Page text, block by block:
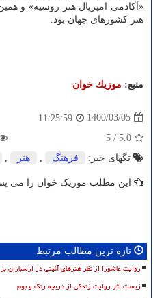
هنر کشورهای جهان بود.
منبع: موزیك خوان
1400/03/05
11:25:59
5.0
/
5
تگهای خبر:
فرهنگ هنر
این مطلب موزیک خوان را می
تازه ترین مطالب مرتبط
روایت عاشورا از نظر هنرهای آئینی در
زیست اثر روایت زندگی از دریچه رنگ و بوم